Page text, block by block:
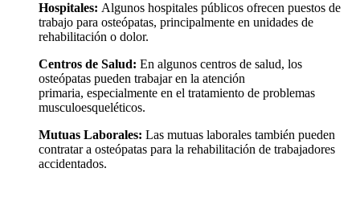
Hospitales: Algunos hospitales públicos ofrecen puestos de
trabajo para osteópatas, principalmente en unidades de
rehabilitación o dolor.
Centros de Salud: En algunos centros de salud, los
osteópatas pueden trabajar en la atención
primaria, especialmente en el tratamiento de problemas
musculoesqueléticos.
Mutuas Laborales: Las mutuas laborales también pueden
contratar a osteópatas para la rehabilitación de trabajadores
accidentados.